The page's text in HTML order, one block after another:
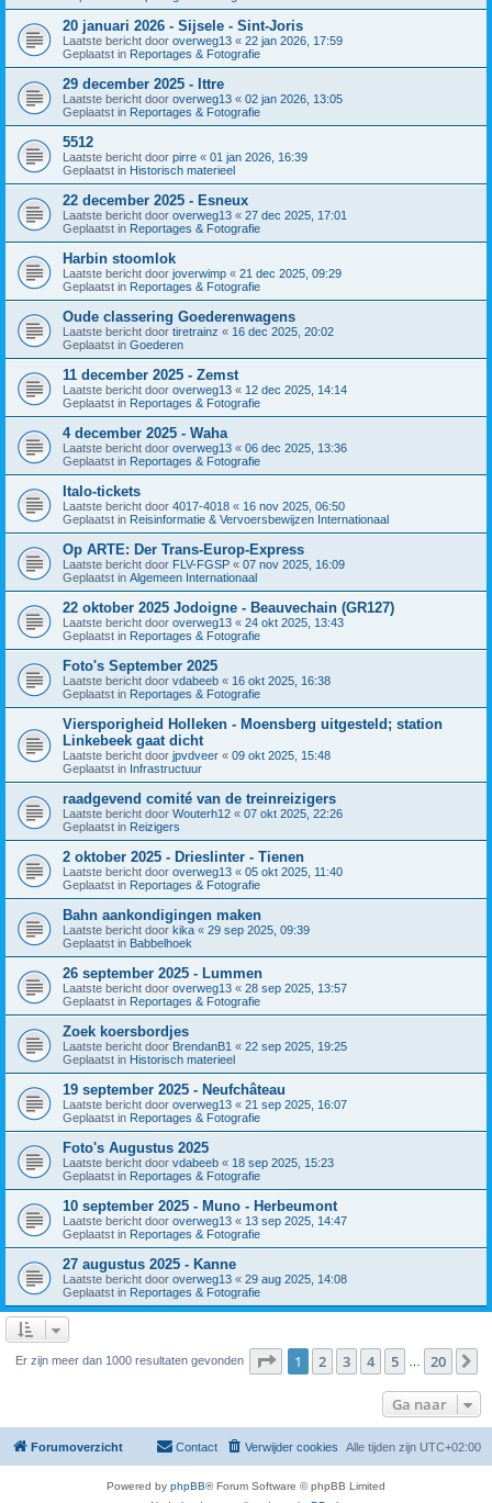
20 januari 2026 - Sijsele - Sint-Joris
Laatste bericht door overweg13 « 22 jan 2026, 17:59
Geplaatst in Reportages & Fotografie
29 december 2025 - Ittre
Laatste bericht door overweg13 « 02 jan 2026, 13:05
Geplaatst in Reportages & Fotografie
5512
Laatste bericht door pirre « 01 jan 2026, 16:39
Geplaatst in Historisch materieel
22 december 2025 - Esneux
Laatste bericht door overweg13 « 27 dec 2025, 17:01
Geplaatst in Reportages & Fotografie
Harbin stoomlok
Laatste bericht door joverwimp « 21 dec 2025, 09:29
Geplaatst in Reportages & Fotografie
Oude classering Goederenwagens
Laatste bericht door tiretrainz « 16 dec 2025, 20:02
Geplaatst in Goederen
11 december 2025 - Zemst
Laatste bericht door overweg13 « 12 dec 2025, 14:14
Geplaatst in Reportages & Fotografie
4 december 2025 - Waha
Laatste bericht door overweg13 « 06 dec 2025, 13:36
Geplaatst in Reportages & Fotografie
Italo-tickets
Laatste bericht door 4017-4018 « 16 nov 2025, 06:50
Geplaatst in Reisinformatie & Vervoersbewijzen Internationaal
Op ARTE: Der Trans-Europ-Express
Laatste bericht door FLV-FGSP « 07 nov 2025, 16:09
Geplaatst in Algemeen Internationaal
22 oktober 2025 Jodoigne - Beauvechain (GR127)
Laatste bericht door overweg13 « 24 okt 2025, 13:43
Geplaatst in Reportages & Fotografie
Foto's September 2025
Laatste bericht door vdabeeb « 16 okt 2025, 16:38
Geplaatst in Reportages & Fotografie
Viersporigheid Holleken - Moensberg uitgesteld; station
Linkebeek gaat dicht
Laatste bericht door jpvdveer « 09 okt 2025, 15:48
Geplaatst in Infrastructuur
raadgevend comité van de treinreizigers
Laatste bericht door Wouterh12 « 07 okt 2025, 22:26
Geplaatst in Reizigers
2 oktober 2025 - Drieslinter - Tienen
Laatste bericht door overweg13 « 05 okt 2025, 11:40
Geplaatst in Reportages & Fotografie
Bahn aankondigingen maken
Laatste bericht door kika « 29 sep 2025, 09:39
Geplaatst in Babbelhoek
26 september 2025 - Lummen
Laatste bericht door overweg13 « 28 sep 2025, 13:57
Geplaatst in Reportages & Fotografie
Zoek koersbordjes
Laatste bericht door BrendanB1 « 22 sep 2025, 19:25
Geplaatst in Historisch materieel
19 september 2025 - Neufchâteau
Laatste bericht door overweg13 « 21 sep 2025, 16:07
Geplaatst in Reportages & Fotografie
Foto's Augustus 2025
Laatste bericht door vdabeeb « 18 sep 2025, 15:23
Geplaatst in Reportages & Fotografie
10 september 2025 - Muno - Herbeumont
Laatste bericht door overweg13 « 13 sep 2025, 14:47
Geplaatst in Reportages & Fotografie
27 augustus 2025 - Kanne
Laatste bericht door overweg13 « 29 aug 2025, 14:08
Geplaatst in Reportages & Fotografie
Er zijn meer dan 1000 resultaten gevonden Pagina van 20
1 2 3 4 5 20
Ga naar
Forumoverzicht Alle tijden zijn UTC+02:00
Verwijder cookies
Contact
Powered by phpBB® Forum Software © phpBB Limited